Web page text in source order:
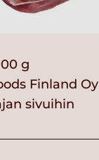
g
Finland Oy
sivuihin